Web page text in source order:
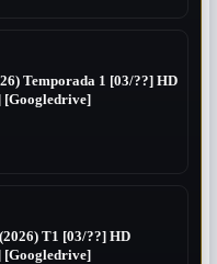
Temporada 1 [03/??] HD
[Googledrive]
T1 [03/??] HD
[Googledrive]